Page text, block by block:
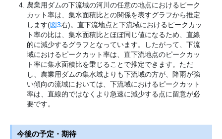
農業用ダムの下流域の河川の任意の地点におけるピーク
カット率は、集水面積比との関係を表すグラフから推定
します(図3右)。直下流地点と下流域におけるピークカッ
ト率の比は、集水面積比とほぼ同じ値になるため、直線
的に減少するグラフとなっています。したがって、下流
域におけるピークカット率は、直下流地点のピークカッ
ト率に集水面積比を乗じることで推定できます。ただ
し、農業用ダムの集水域よりも下流域の方が、降雨が強
い傾向の流域においては、下流域におけるピークカット
率は、直線的ではなくより急速に減少する点に留意が必
要です。
今後の予定・期待